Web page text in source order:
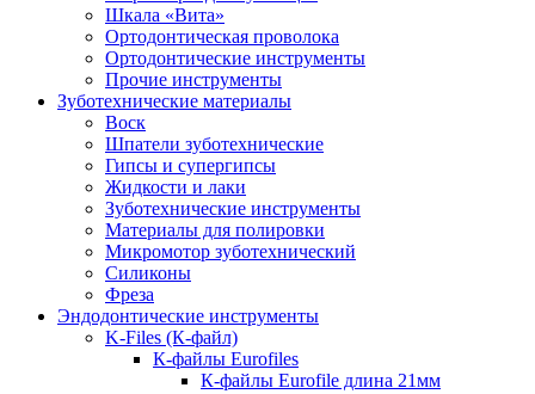
Шкала «Вита»
Ортодонтическая проволока
Ортодонтические инструменты
Прочие инструменты
Зуботехнические материалы
Воск
Шпатели зуботехнические
Гипсы и супергипсы
Жидкости и лаки
Зуботехнические инструменты
Материалы для полировки
Микромотор зуботехнический
Силиконы
Фреза
Эндодонтические инструменты
K-Files (К-файл)
К-файлы Eurofiles
К-файлы Eurofile длина 21мм